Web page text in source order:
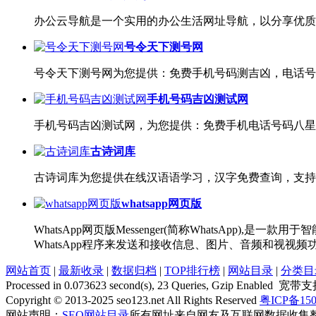
办公云导航是一个实用的办公生活网址导航，以分享优
号令天下测号网
号令天下测号网为您提供：免费手机号码测吉凶，电话
手机号码吉凶测试网
手机号码吉凶测试网，为您提供：免费手机电话号码八
古诗词库
古诗词库为您提供在线汉语语学习，汉字免费查询，支
whatsapp网页版
WhatsApp网页版Messenger(简称WhatsApp),是一款用
WhatsApp程序来发送和接收信息、图片、音频和视视频
网站首页 | 最新收录 | 数据归档 | TOP排行榜 | 网站目录 | 分类
Processed in 0.073623 second(s), 23 Queries, Gzip Enabled 宽带
Copyright © 2013-2025 seo123.net All Rights Reserved 粤ICP备